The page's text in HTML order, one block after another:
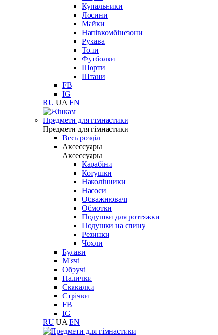
Купальники
Лосини
Майки
Напівкомбінезони
Рукава
Топи
Футболки
Шорти
Штани
FB
IG
RU UA EN
Предмети для гімнастики
Предмети для гімнастики
Весь розділ
Аксессуары
Аксессуары
Карабіни
Котушки
Наколінники
Насоси
Обважнювачі
Обмотки
Подушки для розтяжки
Подушки на спину
Резинки
Чохли
Булави
М'ячі
Обручі
Палички
Скакалки
Стрічки
FB
IG
RU UA EN